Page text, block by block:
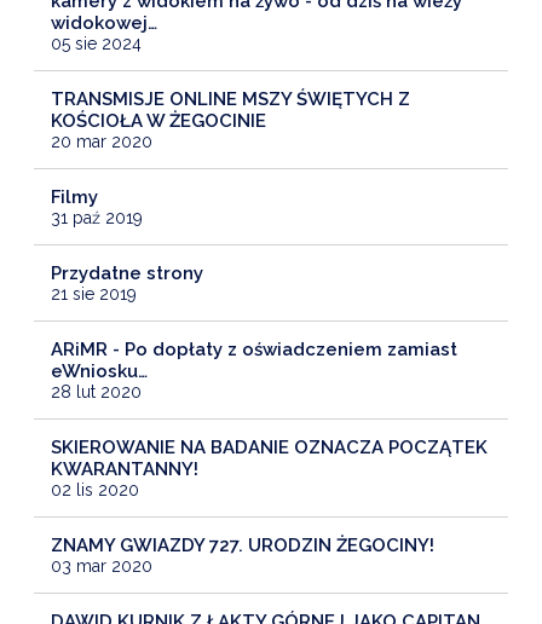
widokowej…
05 sie 2024
TRANSMISJE ONLINE MSZY ŚWIĘTYCH Z
KOŚCIOŁA W ŻEGOCINIE
20 mar 2020
Filmy
31 paź 2019
Przydatne strony
21 sie 2019
ARiMR - Po dopłaty z oświadczeniem zamiast
eWniosku…
28 lut 2020
SKIEROWANIE NA BADANIE OZNACZA POCZĄTEK
KWARANTANNY!
02 lis 2020
ZNAMY GWIAZDY 727. URODZIN ŻEGOCINY!
03 mar 2020